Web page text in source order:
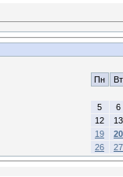
Пн Вт
5
6
12
13
19
20
26
27